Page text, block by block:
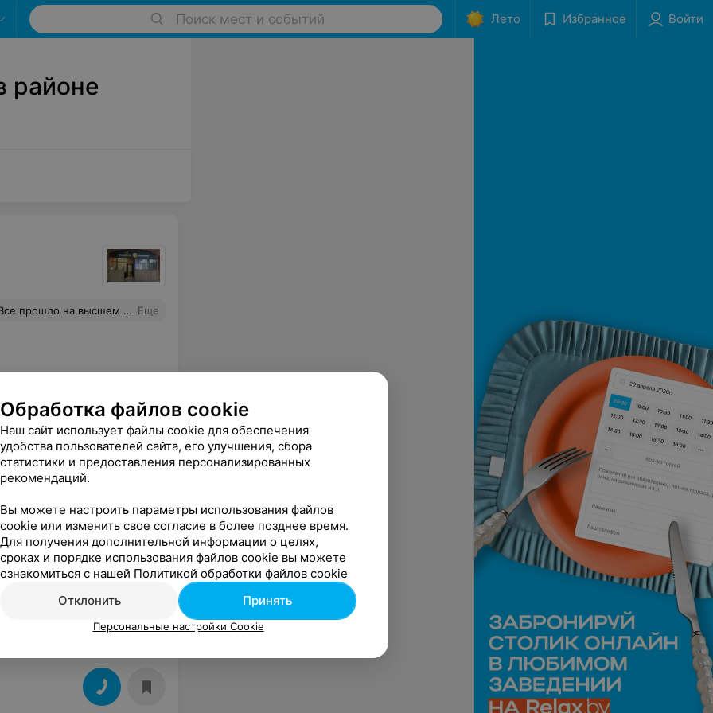
Поиск мест и событий Лето Избранное Войти
районе
на высшем уровне Еще
уровня лазер: мощный, без боли. Кому нужен результат — советую.
Обработка файлов cookie
Наш сайт использует файлы cookie для обеспечения
удобства пользователей сайта, его улучшения, сбора
статистики и предоставления персонализированных
рекомендаций.
Вы можете настроить параметры использования файлов
cookie или изменить свое согласие в более позднее время.
Для получения дополнительной информации о целях,
сроках и порядке использования файлов cookie вы можете
ознакомиться с нашей Политикой обработки файлов cookie
Отклонить
Принять
Персональные настройки Cookie